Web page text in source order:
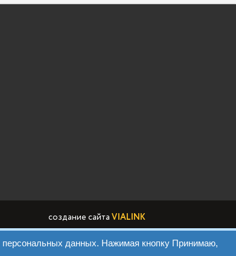
персональных данных. Нажимая кнопку Принимаю,
Марк
создание сайта VIALINK